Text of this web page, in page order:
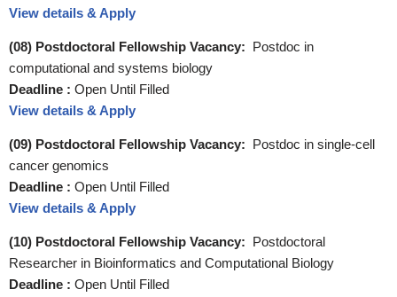
View details & Apply
(08) Postdoctoral Fellowship Vacancy: Postdoc in
computational and systems biology
Deadline : Open Until Filled
View details & Apply
(09) Postdoctoral Fellowship Vacancy: Postdoc in single-cell
cancer genomics
Deadline : Open Until Filled
View details & Apply
(10) Postdoctoral Fellowship Vacancy: Postdoctoral
Researcher in Bioinformatics and Computational Biology
Deadline : Open Until Filled